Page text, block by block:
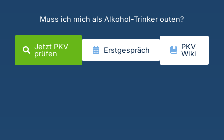
Muss ich mich als Alkohol-Trinker outen?
Jetzt PKV
prüfen Erstgespräch PKV
Wiki